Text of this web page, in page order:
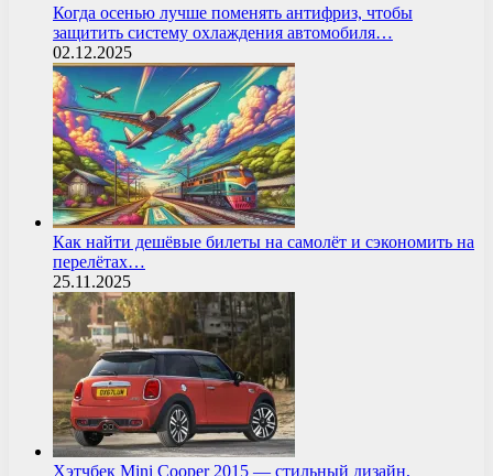
Когда осенью лучше поменять антифриз, чтобы
защитить систему охлаждения автомобиля…
02.12.2025
Как найти дешёвые билеты на самолёт и сэкономить на
перелётах…
25.11.2025
Хэтчбек Mini Cooper 2015 — стильный дизайн,